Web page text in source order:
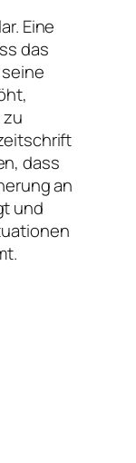
Eine
das
dass
an
und